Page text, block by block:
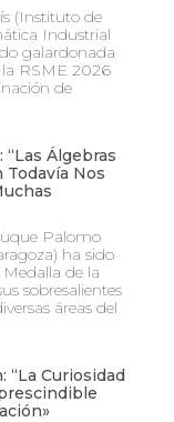
(Instituto de
Industrial
galardonada
RSME 2026
de
Álgebras
Todavía Nos
Palomo
ha sido
de la
sobresalientes
áreas del
“La Curiosidad